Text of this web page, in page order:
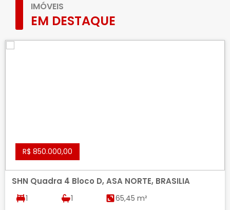
IMÓVEIS
EM DESTAQUE
R$ 850.000,00
SHN Quadra 4 Bloco D, ASA NORTE, BRASILIA
1 1 65,45 m²